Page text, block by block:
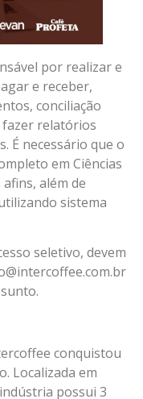
por realizar e
e receber,
conciliação
fazer relatórios
É necessário que o
em Ciências
além de
sistema
seletivo, devem
conquistou
Localizada em
possui 3